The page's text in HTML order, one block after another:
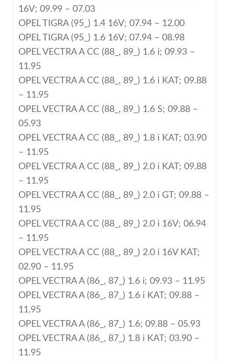
16V; 09.99 – 07.03
OPEL TIGRA (95_) 1.4 16V; 07.94 – 12.00
OPEL TIGRA (95_) 1.6 16V; 07.94 – 08.98
OPEL VECTRA A CC (88_, 89_) 1.6 i; 09.93 –
11.95
OPEL VECTRA A CC (88_, 89_) 1.6 i KAT; 09.88
– 11.95
OPEL VECTRA A CC (88_, 89_) 1.6 S; 09.88 –
05.93
OPEL VECTRA A CC (88_, 89_) 1.8 i KAT; 03.90
– 11.95
OPEL VECTRA A CC (88_, 89_) 2.0 i KAT; 09.88
– 11.95
OPEL VECTRA A CC (88_, 89_) 2.0 i GT; 09.88 –
11.95
OPEL VECTRA A CC (88_, 89_) 2.0 i 16V; 06.94
– 11.95
OPEL VECTRA A CC (88_, 89_) 2.0 i 16V KAT;
02.90 – 11.95
OPEL VECTRA A (86_, 87_) 1.6 i; 09.93 – 11.95
OPEL VECTRA A (86_, 87_) 1.6 i KAT; 09.88 –
11.95
OPEL VECTRA A (86_, 87_) 1.6; 09.88 – 05.93
OPEL VECTRA A (86_, 87_) 1.8 i KAT; 03.90 –
11.95